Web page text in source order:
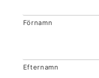
Förnamn
Efternamn